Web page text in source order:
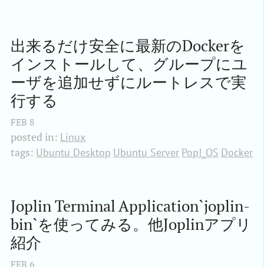
出来るだけ安全に最新のDockerを
インストールして、グループにユ
ーザを追加せずにルートレスで実
行する
FEB 8
posted in: Linux
tags: Ubuntu Desktop Ubuntu Server Pop!_OS Docker
Joplin Terminal Application`joplin-
bin`を使ってみる。他Joplinアプリ
紹介
FEB 6